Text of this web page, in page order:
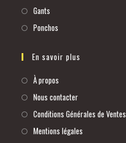
Gants
Ponchos
En savoir plus
À propos
Nous contacter
Conditions Générales de Ventes
Mentions légales